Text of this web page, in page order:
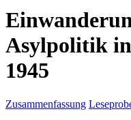
Asylpolitik
1945
Zusammenfassung